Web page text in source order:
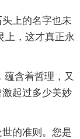
上的名字也未
上，这才真正永
含着哲理，又
起过多少美妙
的准则。您是